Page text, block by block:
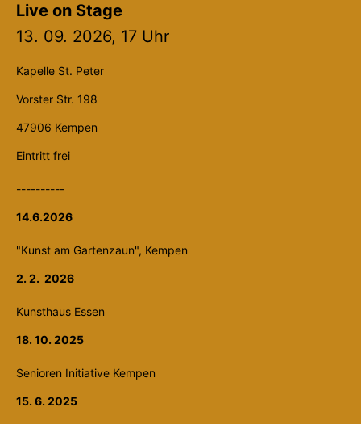
Live on Stage
13. 09. 2026, 17 Uhr
Kapelle St. Peter
Vorster Str. 198
47906 Kempen
Eintritt frei
----------
14.6.2026
"Kunst am Gartenzaun", Kempen
2. 2. 2026
Kunsthaus Essen
18. 10. 2025
Senioren Initiative Kempen
15. 6. 2025